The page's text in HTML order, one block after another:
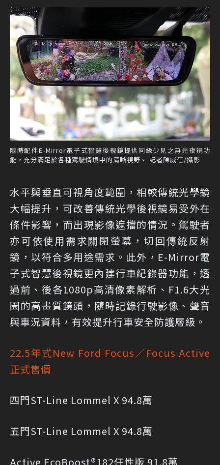
限時配件E-Mirror電子式智慧後視鏡提供同級少見之無光夜視功
能，充分滿足於各種駕駛情境中的清晰視野。 記者陳威任/攝影
水平與垂直可視角度範圍，相較傳統光學鏡
大幅提升，可改善傳統光學後視鏡易受外在
條件影響，而出現影像遮擋的情況。駕駛者
亦可依使用需求關閉螢幕，切回傳統反射
鏡，以符合多用途需求。此外，E-Mirror電
子式智慧後視鏡更內建行車紀錄器功能，透
過前、後各1080p高清像素解析、F1.6大光
圈的高畫質鏡頭，隨時記錄行駛影像、聲音
與車況資料，有效提升行車安全防護層級。
22.5年式New Ford Focus／Focus Active
正式售價
四門ST-Line Lommel X 94.8萬
五門ST-Line Lommel X 94.8萬
Active EcoBoost®182任性版 91.8萬